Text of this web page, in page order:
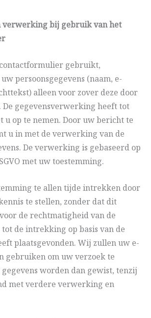
verwerking bij gebruik van het
gebruikt,
persoonsgegevens (naam, e-
alleen voor zover deze door
gegevensverwerking heeft tot
u op te nemen. Door uw bericht te
u in met de verwerking van de
De verwerking is gebaseerd op
met uw toestemming.
te allen tijde intrekken door
te stellen, zonder dat dit
de rechtmatigheid van de
de intrekking op basis van de
plaatsgevonden. Wij zullen uw e-
gebruiken om uw verzoek te
worden dan gewist, tenzij
met verdere verwerking en